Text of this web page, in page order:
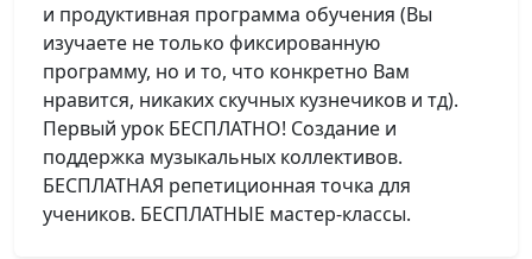
и продуктивная программа обучения (Вы
изучаете не только фиксированную
программу, но и то, что конкретно Вам
нравится, никаких скучных кузнечиков и тд).
Первый урок БЕСПЛАТНО! Создание и
поддержка музыкальных коллективов.
БЕСПЛАТНАЯ репетиционная точка для
учеников. БЕСПЛАТНЫЕ мастер-классы.